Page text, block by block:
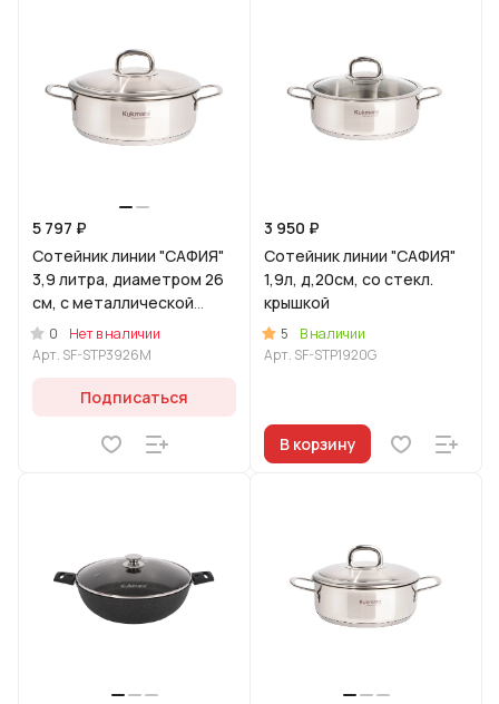
5 797 ₽
Сотейник линии "САФИЯ"
3,9 литра, диаметром 26
см, с металлической
крышкой
0
Нет в наличии
Арт. SF-STP3926M
Подписаться
3 950 ₽
Сотейник линии "САФИЯ"
1,9л, д,20см, со стекл.
крышкой
5
В наличии
Арт. SF-STP1920G
В корзину